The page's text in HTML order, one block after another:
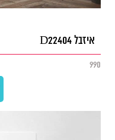
איזבל D22404
990